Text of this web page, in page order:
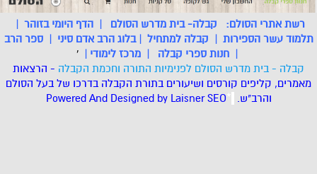
רשת אתרי הסולם: קבלה- בית מדרש הסולם |הדף היומי בזוהר |
תלמוד עשר הספירות | קבלה למתחיל |בלוג הרב אדם סיני |ספר הרב
| חנות ספרי קבלה | מרכז לימודי |
'
קבלה - בית מדרש הסולם לפנימיות התורה וחכמת הקבלה - הרצאות
מאמרים, קליפים קורסים ושיעורים בתורת הקבלה בדרכו של בעל הסולם
והרב"ש. *
Powered And Designed by LaisnerSEO